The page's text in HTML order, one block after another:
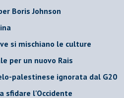
Boris Johnson
si mischiano le culture
per un nuovo Rais
palestinese ignorata dal G20
sfidare l'Occidente